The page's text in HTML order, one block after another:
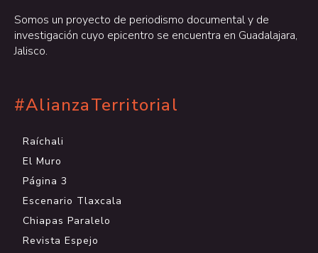
Somos un proyecto de periodismo documental y de
investigación cuyo epicentro se encuentra en Guadalajara,
Jalisco.
#AlianzaTerritorial
Raíchali
El Muro
Página 3
Escenario Tlaxcala
Chiapas Paralelo
Revista Espejo